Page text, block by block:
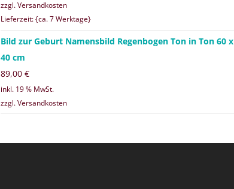
zzgl. Versandkosten
Lieferzeit: {ca. 7 Werktage}
Bild zur Geburt Namensbild Regenbogen Ton in Ton 60 x
40 cm
89,00 €
inkl. 19 % MwSt.
zzgl. Versandkosten